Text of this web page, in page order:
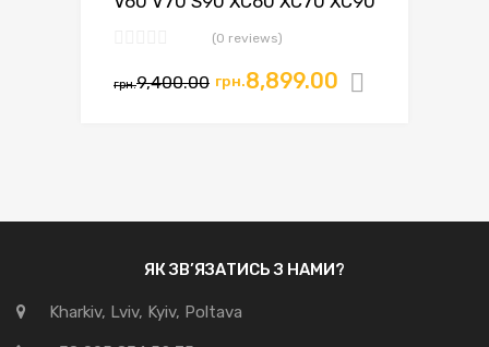
(0 reviews)
грн.9,400.00 Оригінальна
грн.8,899.00 Поточна
ЯК ЗВ’ЯЗАТИСЬ З НАМИ?
Kharkiv, Lviv, Kyiv, Poltava